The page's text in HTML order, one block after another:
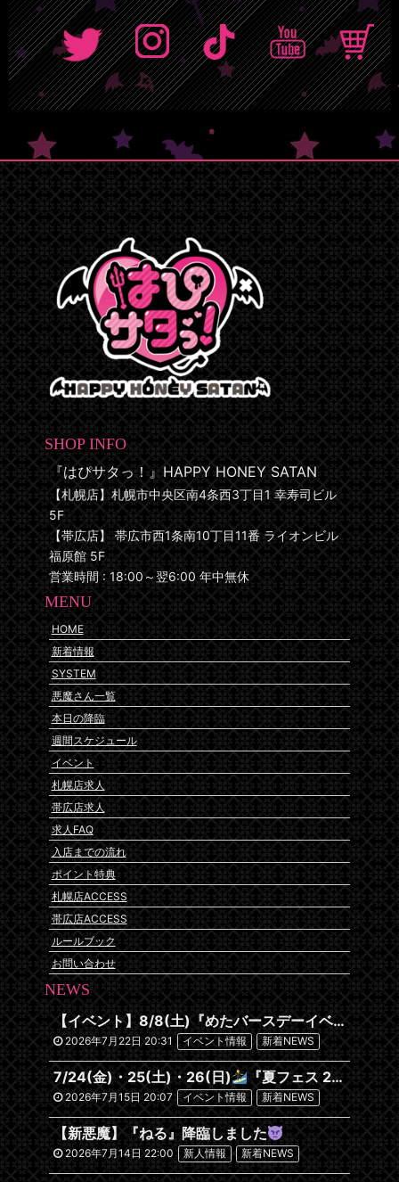
SHOP INFO
『はぴサタっ！』HAPPY HONEY SATAN
【札幌店】札幌市中央区南4条西3丁目1 幸寿司ビル
5F
【帯広店】 帯広市西1条南10丁目11番 ライオンビル
福原館 5F
営業時間 : 18:00～翌6:00 年中無休
MENU
HOME
新着情報
SYSTEM
悪魔さん一覧
本日の降臨
週間スケジュール
イベント
札幌店求人
帯広店求人
求人FAQ
入店までの流れ
ポイント特典
札幌店ACCESS
帯広店ACCESS
ルールブック
お問い合わせ
NEWS
【イベント】8/8(土)『めたバースデーイベント』開催です
2026年7月22日 20:31 イベント情報 新着NEWS
7/24(金)・25(土)・26(日) 『夏フェス 2026~沖縄編~』
2026年7月15日 20:07 イベント情報 新着NEWS
【新悪魔】『ねる』降臨しました
2026年7月14日 22:00 新人情報 新着NEWS